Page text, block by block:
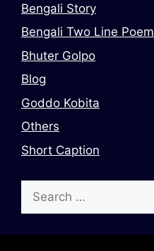
Bengali Story
Bengali Two Line Poem
Bhuter Golpo
Blog
Goddo Kobita
Others
Short Caption
for: